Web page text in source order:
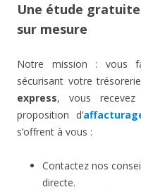
Une étude
sur mesure
Notre mission : vous
sécurisant votre
express, vous
proposition d’
s’offrent à vous :
Contactez nos
directe.